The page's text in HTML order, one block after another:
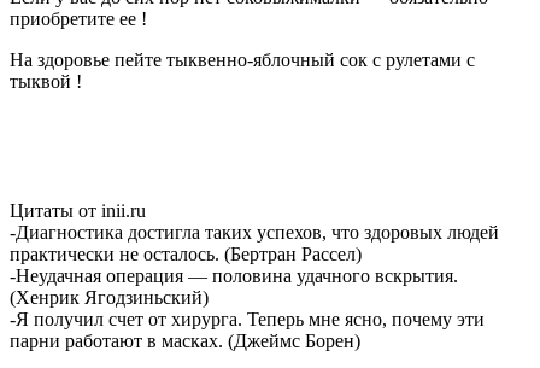
приобретите ее !
На здоровье пейте тыквенно-яблочный сок с рулетами с
тыквой !
Цитаты от inii.ru
-Диагностика достигла таких успехов, что здоровых людей
практически не осталось. (Бертран Рассел)
-Неудачная операция — половина удачного вскрытия.
(Хенрик Ягодзиньский)
-Я получил счет от хирурга. Теперь мне ясно, почему эти
парни работают в масках. (Джеймс Борен)